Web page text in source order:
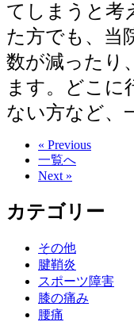
てしまうと考
た方でも、当
数が減ったり
ます。どこに
ない方など、
« Previous
一覧へ
Next »
カテゴリー
その他
腱鞘炎
スポーツ障害
膝の痛み
腰痛